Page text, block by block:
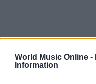
World Music Online -
Information